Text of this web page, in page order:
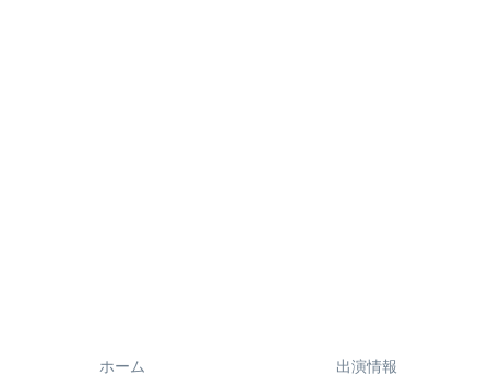
ホーム 出演情報